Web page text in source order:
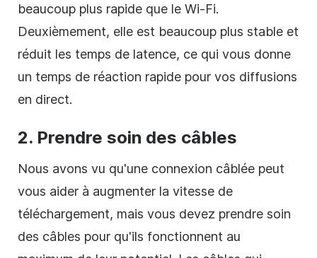
beaucoup plus rapide que le Wi-Fi.
Deuxièmement, elle est beaucoup plus stable et
réduit les temps de latence, ce qui vous donne
un temps de réaction rapide pour vos diffusions
en direct.
2. Prendre soin des câbles
Nous avons vu qu'une connexion câblée peut
vous aider à augmenter la vitesse de
téléchargement, mais vous devez prendre soin
des câbles pour qu'ils fonctionnent au